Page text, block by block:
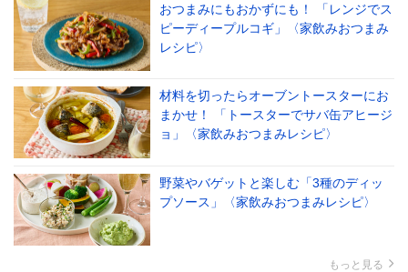
おつまみにもおかずにも！ 「レンジでス
ピーディープルコギ」〈家飲みおつまみ
レシピ〉
材料を切ったらオーブントースターにお
まかせ！ 「トースターでサバ缶アヒージ
ョ」〈家飲みおつまみレシピ〉
野菜やバゲットと楽しむ「3種のディッ
プソース」〈家飲みおつまみレシピ〉
もっと見る